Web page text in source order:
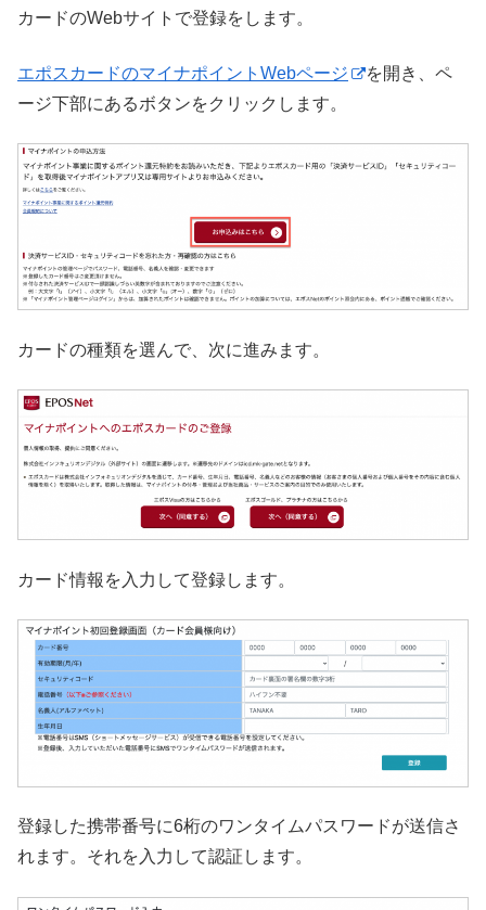
カードのWebサイトで登録をします。
エポスカードのマイナポイントWebページ
を開き、ペ
ージ下部にあるボタンをクリックします。
カードの種類を選んで、次に進みます。
カード情報を入力して登録します。
登録した携帯番号に6桁のワンタイムパスワードが送信さ
れます。それを入力して認証します。